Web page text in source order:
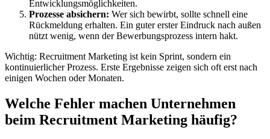
Entwicklungsmöglichkeiten.
Prozesse absichern: Wer sich bewirbt, sollte schnell eine
Rückmeldung erhalten. Ein guter erster Eindruck nach außen
nützt wenig, wenn der Bewerbungsprozess intern hakt.
Wichtig: Recruitment Marketing ist kein Sprint, sondern ein
kontinuierlicher Prozess. Erste Ergebnisse zeigen sich oft erst nach
einigen Wochen oder Monaten.
Welche Fehler machen Unternehmen
beim Recruitment Marketing häufig?